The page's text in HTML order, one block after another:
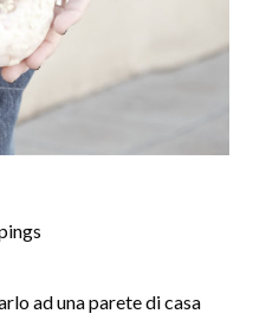
ad una parete di casa